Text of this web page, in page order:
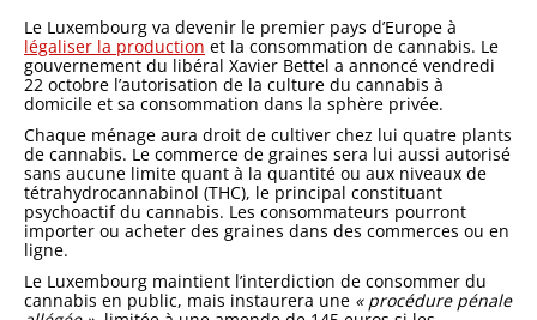
Le Luxembourg va devenir le premier pays d’Europe à
légaliser la production et la consommation de cannabis. Le
gouvernement du libéral Xavier Bettel a annoncé vendredi
22 octobre l’autorisation de la culture du cannabis à
domicile et sa consommation dans la sphère privée.
Chaque ménage aura droit de cultiver chez lui quatre plants
de cannabis. Le commerce de graines sera lui aussi autorisé
sans aucune limite quant à la quantité ou aux niveaux de
tétrahydrocannabinol (THC), le principal constituant
psychoactif du cannabis. Les consommateurs pourront
importer ou acheter des graines dans des commerces ou en
ligne.
Le Luxembourg maintient l’interdiction de consommer du
cannabis en public, mais instaurera une « procédure pénale